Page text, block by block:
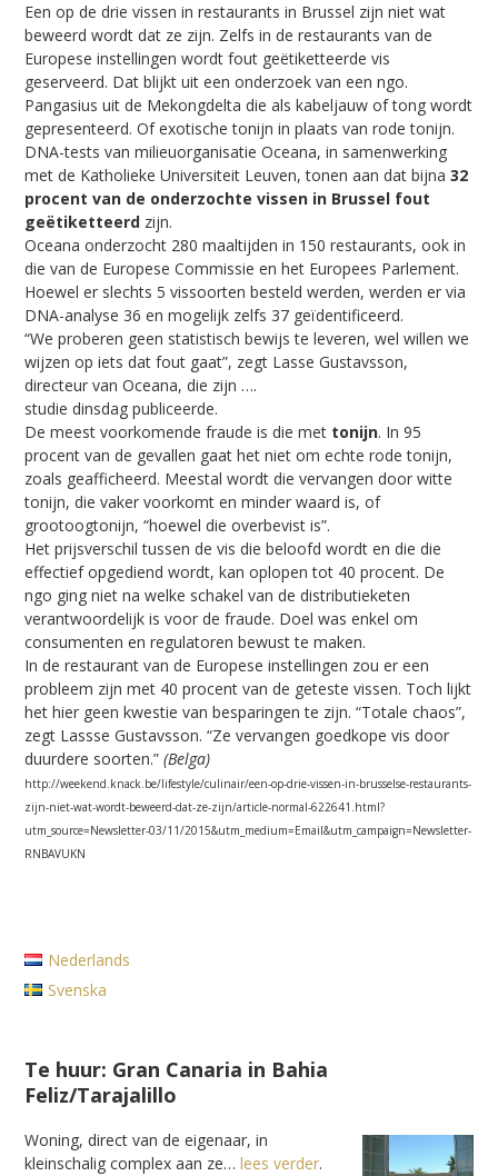
Een op de drie vissen in restaurants in Brussel zijn niet wat
beweerd wordt dat ze zijn. Zelfs in de restaurants van de
Europese instellingen wordt fout geëtiketteerde vis
geserveerd. Dat blijkt uit een onderzoek van een ngo.
Pangasius uit de Mekongdelta die als kabeljauw of tong wordt
gepresenteerd. Of exotische tonijn in plaats van rode tonijn.
DNA-tests van milieuorganisatie Oceana, in samenwerking
met de Katholieke Universiteit Leuven, tonen aan dat bijna32
procent van de onderzochte vissen in Brussel fout
geëtiketteerd zijn.
Oceana onderzocht 280 maaltijden in 150 restaurants, ook in
die van de Europese Commissie en het Europees Parlement.
Hoewel er slechts 5 vissoorten besteld werden, werden er via
DNA-analyse 36 en mogelijk zelfs 37 geïdentificeerd.
“We proberen geen statistisch bewijs te leveren, wel willen we
wijzen op iets dat fout gaat”, zegt Lasse Gustavsson,
directeur van Oceana, die zijn ….
studie dinsdag publiceerde.
De meest voorkomende fraude is die met tonijn. In 95
procent van de gevallen gaat het niet om echte rode tonijn,
zoals geafficheerd. Meestal wordt die vervangen door witte
tonijn, die vaker voorkomt en minder waard is, of
grootoogtonijn, “hoewel die overbevist is”.
Het prijsverschil tussen de vis die beloofd wordt en die die
effectief opgediend wordt, kan oplopen tot 40 procent. De
ngo ging niet na welke schakel van de distributieketen
verantwoordelijk is voor de fraude. Doel was enkel om
consumenten en regulatoren bewust te maken.
In de restaurant van de Europese instellingen zou er een
probleem zijn met 40 procent van de geteste vissen. Toch lijkt
het hier geen kwestie van besparingen te zijn. “Totale chaos”,
zegt Lassse Gustavsson. “Ze vervangen goedkope vis door
duurdere soorten.”(Belga)
http://weekend.knack.be/lifestyle/culinair/een-op-drie-vissen-in-brusselse-restaurants-
zijn-niet-wat-wordt-beweerd-dat-ze-zijn/article-normal-622641.html?
utm_source=Newsletter-03/11/2015&utm_medium=Email&utm_campaign=Newsletter-
RNBAVUKN
Nederlands
Svenska
Te huur: Gran Canaria in Bahia
Feliz/Tarajalillo
Woning, direct van de eigenaar, in
kleinschalig complex aan ze…lees verder.